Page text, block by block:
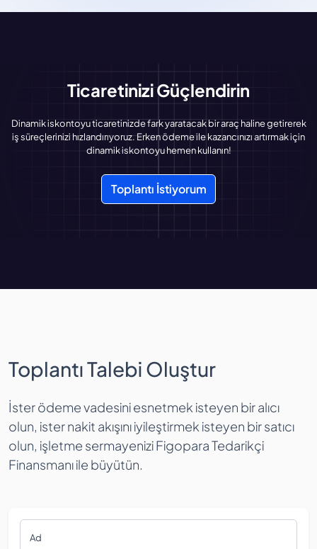
Ticaretinizi Güçlendirin
Dinamik iskontoyu ticaretinizde fark yaratacak bir araç haline getirerek
iş süreçlerinizi hızlandırıyoruz. Erken ödeme ile kazancınızı artırmak için
dinamik iskontoyu hemen kullanın!
Toplantı İstiyorum
Toplantı Talebi Oluştur
İster ödeme vadesini esnetmek isteyen bir alıcı
olun, ister nakit akışını iyileştirmek isteyen bir satıcı
olun, işletme sermayenizi Figopara Tedarikçi
Finansmanı ile büyütün.
Ad